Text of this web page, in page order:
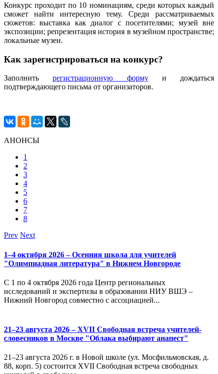
Конкурс проходит по 10 номинациям, среди которых каждый
сможет найти интересную тему. Среди рассматриваемых
сюжетов: выставка как диалог с посетителями; музей вне
экспозиции; репрезентация история в музейном пространстве;
локальные музеи.
Как зарегистрироваться на конкурс?
Заполнитьрегистрационную формуи дождаться
подтверждающего письма от организаторов.
АНОНСЫ
1
2
3
4
5
6
7
8
Prev Next
1–4 октября 2026 – Осенняя школа для учителей
"Олимпиадная литература" в Нижнем Новгороде
С 1 по 4 октября 2026 года Центр региональных
исследований и экспертизы в образовании НИУ ВШЭ –
Нижний Новгород совместно с ассоциацией...
21–23 августа 2026 – XVII Свободная встреча учителей-
словесников в Москве "Облака выбирают анапест"
21–23 августа 2026 г. в Новой школе (ул. Мосфильмовская, д.
88, корп. 5) состоится XVII Свободная встреча свободных